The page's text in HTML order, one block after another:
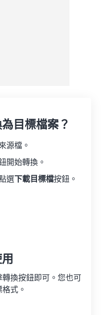
目標檔案？
源檔。
開始轉換。
選 下載目標檔按鈕。
換按鈕即可。您也可
式。